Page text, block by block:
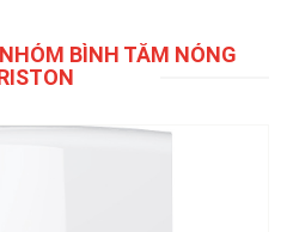
BÌNH TẮM NÓNG